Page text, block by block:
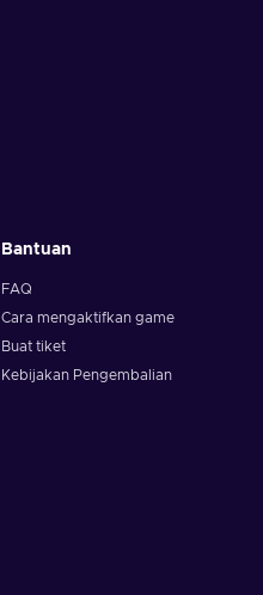
Bantuan
FAQ
Cara mengaktifkan game
Buat tiket
Kebijakan Pengembalian